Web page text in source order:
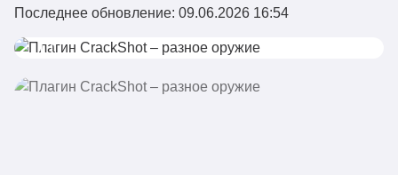
Последнее обновление: 09.06.2026 16:54